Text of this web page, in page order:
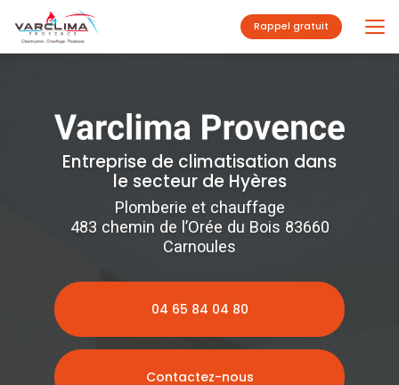
au
contenu
principal
Rappel gratuit
Entreprise de climatisation dans
le secteur de Hyères
Plomberie et chauffage
483 chemin de l’Orée du Bois 83660
Carnoules
04 65 84 04 80
Contactez-nous